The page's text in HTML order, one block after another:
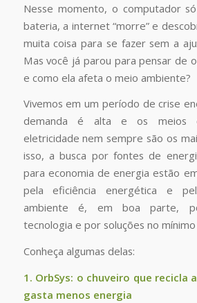
Nesse momento, o computador
bateria, a internet “morre” e
muita coisa para se fazer sem a
Mas você já parou para pensar de
e como ela afeta o meio ambiente?
Vivemos em um período de crise
demanda é alta e os meios
eletricidade nem sempre são os
isso, a busca por fontes de
para economia de energia estão
pela eficiência energética e
ambiente é, em boa parte,
tecnologia e por soluções no mínimo
Conheça algumas delas:
1. OrbSys: o chuveiro que recicla
gasta menos energia